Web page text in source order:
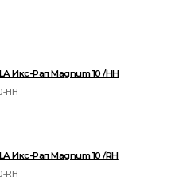
Икс-Рап Magnum 10 /HH
HH
Икс-Рап Magnum 10 /RH
RH